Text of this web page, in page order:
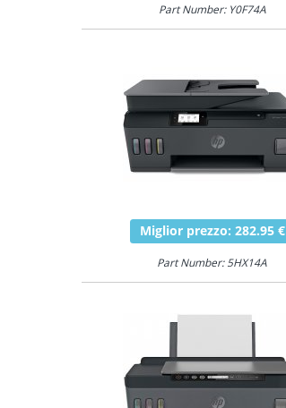
Part Number: Y0F74A
Miglior prezzo: 282.95 €
Part Number: 5HX14A